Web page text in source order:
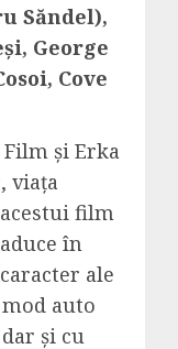
Săndel),
George
Cove
și Erka
viața
film
în
ale
auto
și cu